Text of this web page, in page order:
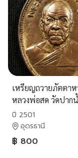
เหรียญถวายภัตตาห
หลวงพ่อสด วัดปาก
ภาษีเจริญ กรุงเทพฯ
เนื้อทองแดงกะไหล่ท
สภาพยังสวย
ปี 2501
อุดรธานี
฿ 800